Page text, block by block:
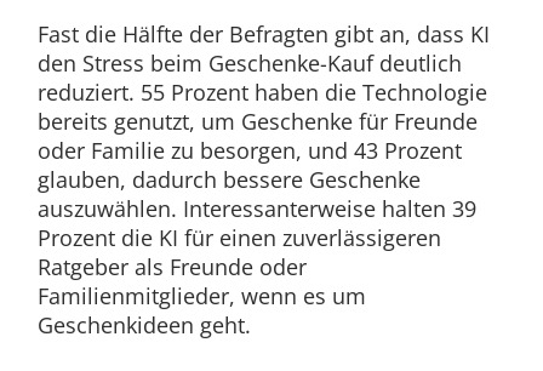
Fast die Hälfte der Befragten gibt an, dass KI
den Stress beim Geschenke-Kauf deutlich
reduziert. 55 Prozent haben die Technologie
bereits genutzt, um Geschenke für Freunde
oder Familie zu besorgen, und 43 Prozent
glauben, dadurch bessere Geschenke
auszuwählen. Interessanterweise halten 39
Prozent die KI für einen zuverlässigeren
Ratgeber als Freunde oder
Familienmitglieder, wenn es um
Geschenkideen geht.